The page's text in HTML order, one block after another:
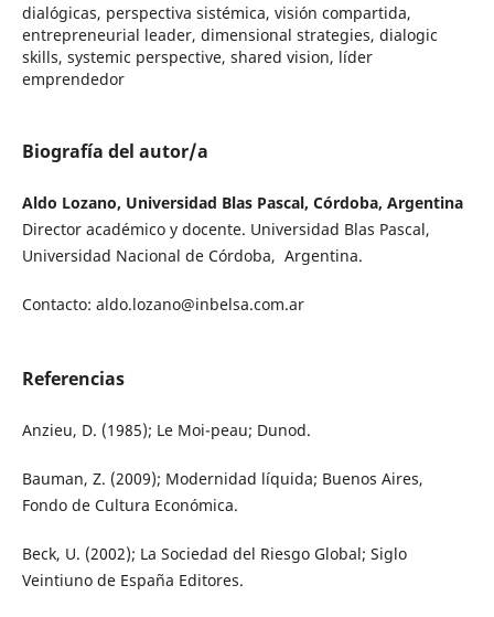
dialógicas, perspectiva sistémica, visión compartida,
entrepreneurial leader, dimensional strategies, dialogic
skills, systemic perspective, shared vision, líder
emprendedor
Biografía del autor/a
Aldo Lozano, Universidad Blas Pascal, Córdoba, Argentina
Director académico y docente. Universidad Blas Pascal,
Universidad Nacional de Córdoba, Argentina.
Contacto: aldo.lozano@inbelsa.com.ar
Referencias
Anzieu, D. (1985); Le Moi-peau; Dunod.
Bauman, Z. (2009); Modernidad líquida; Buenos Aires,
Fondo de Cultura Económica.
Beck, U. (2002); La Sociedad del Riesgo Global; Siglo
Veintiuno de España Editores.